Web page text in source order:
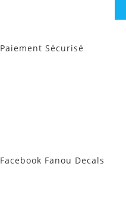
Paiement Sécurisé
Facebook Fanou Decals